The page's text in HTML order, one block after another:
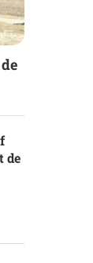
de